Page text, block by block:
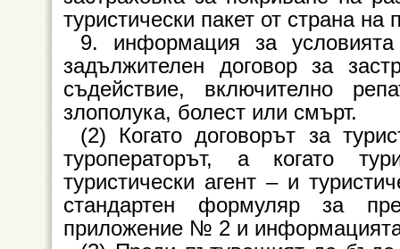
туристически пакет от страна на
9. информация за
задължителен договор за
съдействие, включително
злополука, болест или смърт.
(2) Когато договорът за
туроператорът, а когато
туристически агент – и
стандартен формуляр за
приложение № 2 и